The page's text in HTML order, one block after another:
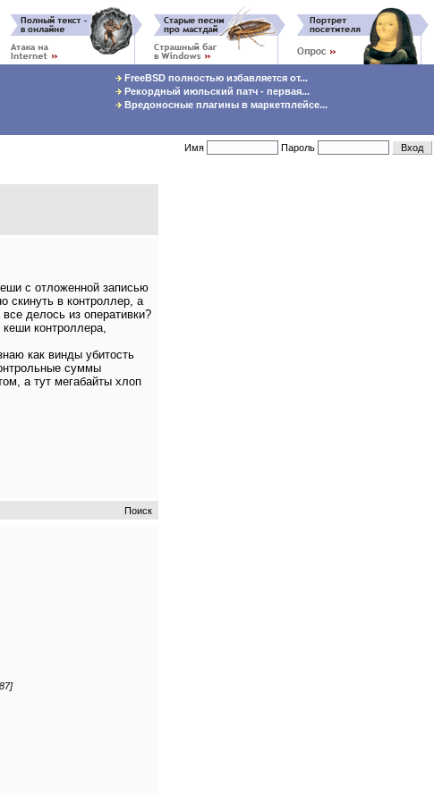
FreeBSD полностью избавляется от...
Рекордный июльский патч - первая...
Вредоносные плагины в маркетплейсе...
Имя Пароль
с отложенной записью
скинуть в контроллер, а
делось из оперативки?
контроллера,
как винды убитость
суммы
а тут мегабайты хлоп
Поиск